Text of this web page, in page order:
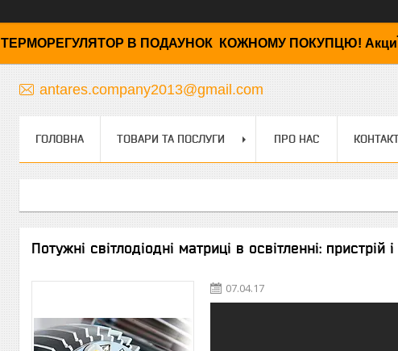
ТЕРМОРЕГУЛЯТОР В ПОДАУНОК КОЖНОМУ ПОКУПЦЮ! АкциЇ
antares.company2013@gmail.com
ГОЛОВНА ТОВАРИ ТА ПОСЛУГИ ПРО НАС
Потужні світлодіодні матриці в освітленні: пристрій
07.04.17